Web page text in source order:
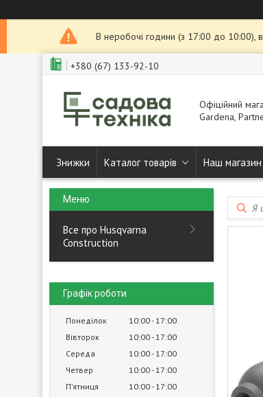
В неробочі години (з 17:00 до 10:00),
+380 (67) 133-92-10
Офіційний
Gardena,
Знижки Каталог товарів Наш магазин
Все про Husqvarna
Construction
Графік роботи
Понеділок 10:00 17:00
Вівторок
10:00 17:00
Середа
10:00 17:00
Четвер
10:00 17:00
Пʼятниця
10:00 17:00